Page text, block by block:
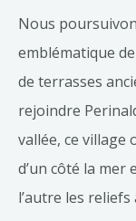
Nous
emblématique
de terrasses
rejoindre
vallée, ce village
d’un côté la mer
l’autre les